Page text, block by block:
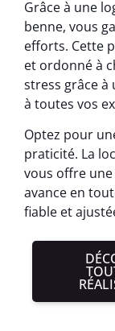
Grâce à une
benne, vous
efforts. Cette
et ordonné à
stress grâce
à toutes vos
Optez pour
praticité. La
vous offre
avance en
fiable et